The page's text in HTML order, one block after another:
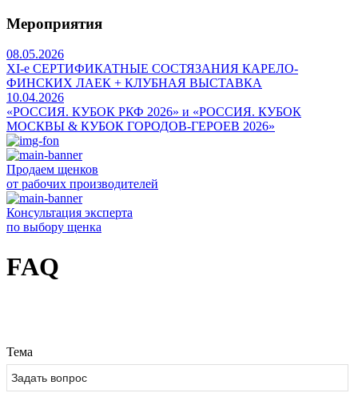
Мероприятия
08.05.2026
ХI-е СЕРТИФИКАТНЫЕ СОСТЯЗАНИЯ КАРЕЛО-
ФИНСКИХ ЛАЕК + КЛУБНАЯ ВЫСТАВКА
10.04.2026
«РОССИЯ. КУБОК РКФ 2026» и «РОССИЯ. КУБОК
МОСКВЫ & КУБОК ГОРОДОВ-ГЕРОЕВ 2026»
Продаем щенков
от рабочих производителей
Консультация эксперта
по выбору щенка
FAQ
Тема